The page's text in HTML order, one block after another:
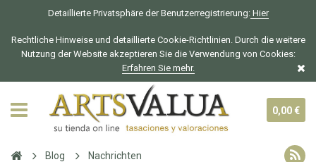
Detaillierte Privatsphäre der Benutzerregistrierung:Hier
Rechtliche Hinweise und detaillierte Cookie-Richtlinien. Durch die weitere
Nutzung der Website akzeptieren Sie die Verwendung von Cookies:
Erfahren Sie mehr.
0,00 €
Blog Nachrichten